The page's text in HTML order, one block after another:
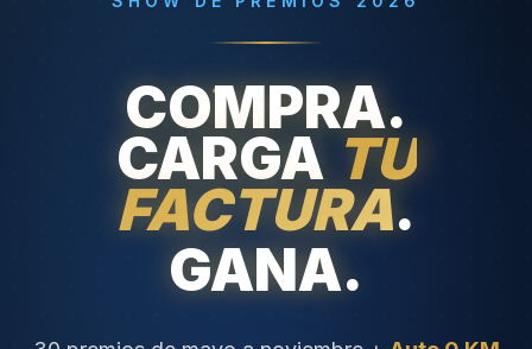
COMPRA.
CARGA TU
FACTURA.
GANA.